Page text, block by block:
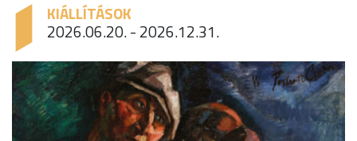
KIÁLLÍTÁSOK
2026.06.20. - 2026.12.31.